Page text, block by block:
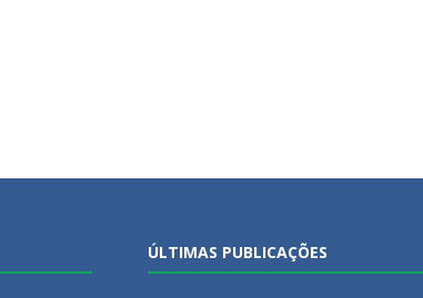
ÚLTIMAS PUBLICAÇÕES